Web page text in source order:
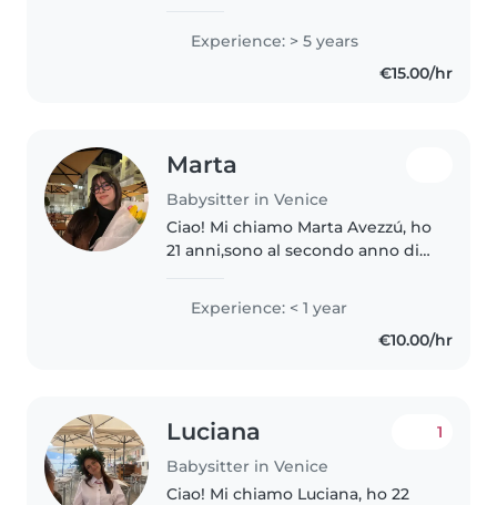
children from age of a one year
old ( toddlers) to preschoolers,
Experience: > 5 years
€15.00/hr
Marta
Babysitter in Venice
Ciao! Mi chiamo Marta Avezzú, ho
21 anni,sono al secondo anno di
passione per il tempo trascorso
con i bambini. Generalmente
entro facilmente in sintonia..
Experience: < 1 year
€10.00/hr
Luciana
Babysitter in Venice
1
Ciao! Mi chiamo Luciana, ho 22